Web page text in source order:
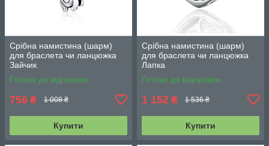
Срібна намистина (шарм)
для браслета чи ланцюжка
Зайчик
Готово до відправки
756 ₴ 1 008 ₴
Купити
Срібна намистина (шарм)
для браслета чи ланцюжка
Лапка
Готово до відправки
1 152 ₴ 1 536 ₴
Купити